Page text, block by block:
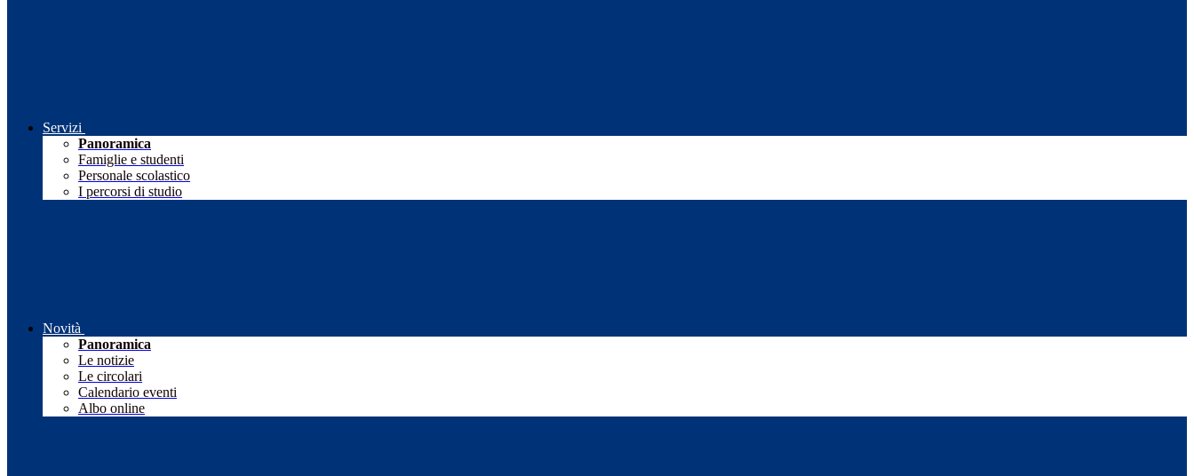
Servizi
Panoramica
Famiglie e studenti
Personale scolastico
I percorsi di studio
Novità
Panoramica
Le notizie
Le circolari
Calendario eventi
Albo online